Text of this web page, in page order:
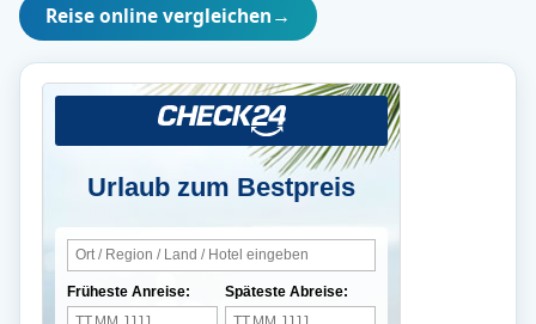
Reise online vergleichen→
Urlaub zum Bestpreis
Früheste Anreise: Späteste Abreise: